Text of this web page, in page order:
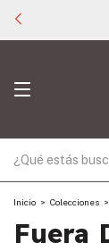
Inicio > Colecciones >
Fuera